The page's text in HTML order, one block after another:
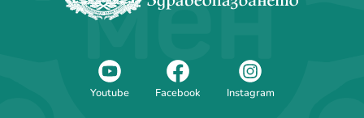
Youtube Facebook Instagram